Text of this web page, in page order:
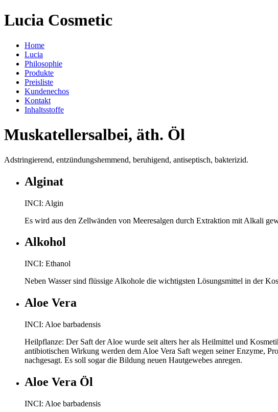
Lucia Cosmetic
Home
Lucia
Philosophie
Produkte
Preisliste
Kundenechos
Kontakt
Inhaltsstoffe
Muskatellersalbei, äth. Öl
Adstringierend, entzündungshemmend, beruhigend, antiseptisch, bakterizid.
Alginat
INCI: Algin
Es wird aus den Zellwänden von Meeresalgen durch Extraktion mit Alkali
Alkohol
INCI: Ethanol
Neben Wasser sind flüssige Alkohole die wichtigsten Lösungsmittel in der
Aloe Vera
INCI: Aloe barbadensis
Heilpflanze: Der Saft der Aloe wurde seit alters her als Heilmittel und
antibiotischen Wirkung werden dem Aloe Vera Saft wegen seiner Enzyme,
nachgesagt. Es soll sogar die Bildung neuen Hautgewebes anregen.
Aloe Vera Öl
INCI: Aloe barbadensis